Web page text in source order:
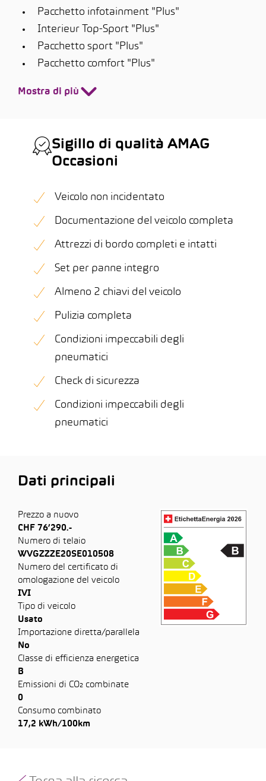
Pacchetto infotainment "Plus"
Interieur Top-Sport "Plus"
Pacchetto sport "Plus"
Pacchetto comfort "Plus"
Mostra di più
Sigillo di qualità AMAG
Occasioni
Veicolo non incidentato
Documentazione del veicolo completa
Attrezzi di bordo completi e intatti
Set per panne integro
Almeno 2 chiavi del veicolo
Pulizia completa
Condizioni impeccabili degli
pneumatici
Check di sicurezza
Condizioni impeccabili degli
pneumatici
Dati principali
Prezzo a nuovo
CHF 76’290.-
Numero di telaio
WVGZZZE20SE010508
Numero del certificato di
omologazione del veicolo
IVI
Tipo di veicolo
Usato
Importazione diretta/parallela
No
Classe di efficienza energetica
B
Emissioni di CO₂ combinate
0
Consumo combinato
17,2 kWh/100km